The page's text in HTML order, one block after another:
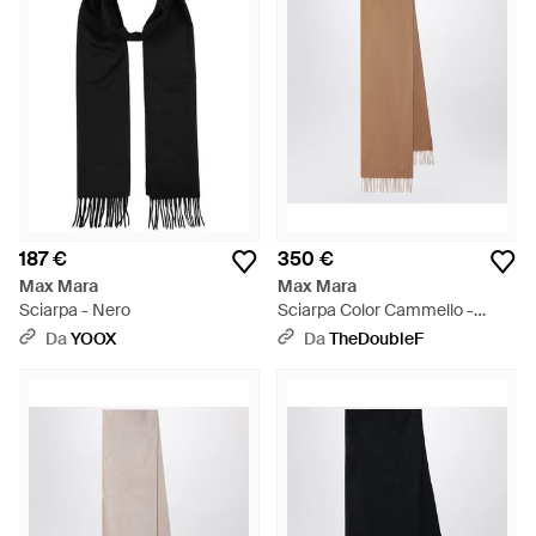
187 €
Max Mara
Sciarpa - Nero
DaYOOX
350 €
Max Mara
Sciarpa Color Cammello -
Marrone
DaTheDoubleF